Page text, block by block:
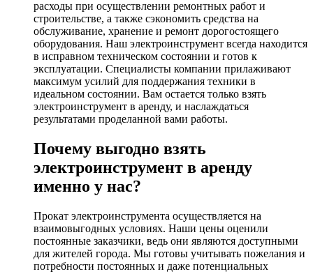
расходы при осуществлении ремонтных работ и
строительстве, а также сэкономить средства на
обслуживание, хранение и ремонт дорогостоящего
оборудования. Наш электроинструмент всегда находится
в исправном техническом состоянии и готов к
эксплуатации. Специалисты компании прилаживают
максимум усилий для поддержания техники в
идеальном состоянии. Вам остается только взять
электроинструмент в аренду, и наслаждаться
результатами проделанной вами работы.
Почему выгодно взять
электроинструмент в аренду
именно у нас?
Прокат электроинструмента осуществляется на
взаимовыгодных условиях. Наши цены оценили
постоянные заказчики, ведь они являются доступными
для жителей города. Мы готовы учитывать пожелания и
потребности постоянных и даже потенциальных